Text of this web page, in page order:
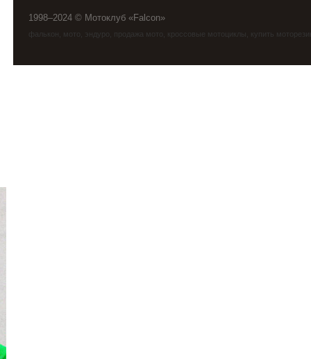
1998–2024 © Мотоклуб «Falcon»
фалькон мото эндуро , продажа мото, кроссовые мотоциклы, купить